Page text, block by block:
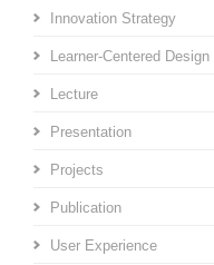
Innovation Strategy
Learner-Centered Design
Lecture
Presentation
Projects
Publication
User Experience